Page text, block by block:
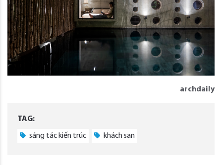
archdaily
TAG:
sáng tác kiến trúc khách sạn